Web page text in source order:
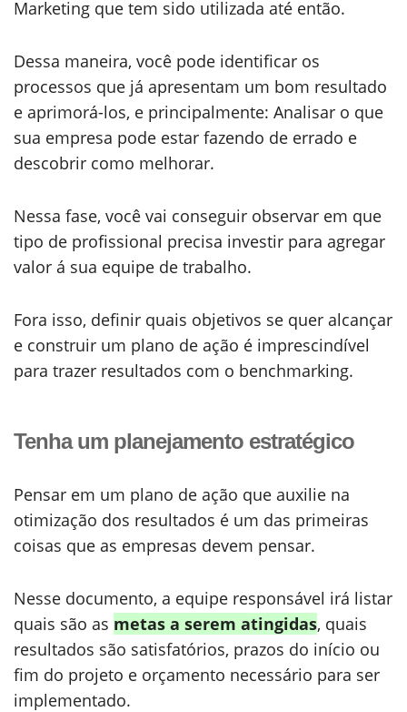
Marketing que tem sido utilizada até então.
Dessa maneira, você pode identificar os
processos que já apresentam um bom resultado
e aprimorá-los, e principalmente: Analisar o que
sua empresa pode estar fazendo de errado e
descobrir como melhorar.
Nessa fase, você vai conseguir observar em que
tipo de profissional precisa investir para agregar
valor á sua equipe de trabalho.
Fora isso, definir quais objetivos se quer alcançar
e construir um plano de ação é imprescindível
para trazer resultados com o benchmarking.
Tenha um planejamento estratégico
Pensar em um plano de ação que auxilie na
otimização dos resultados é um das primeiras
coisas que as empresas devem pensar.
Nesse documento, a equipe responsável irá listar
quais são as metas a serem atingidas, quais
resultados são satisfatórios, prazos do início ou
fim do projeto e orçamento necessário para ser
implementado.